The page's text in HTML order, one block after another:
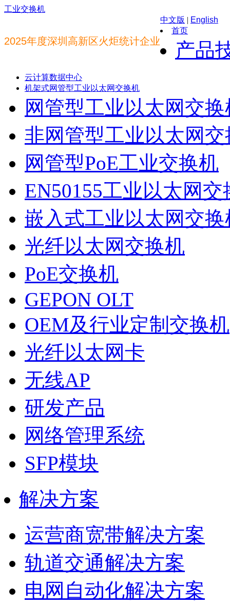
工业交换机
2025年度深圳高新区火炬统计企业
中文版 | English
首页
产品
云计算数据中心
机架式网管型工业以太网交换机
网管型工业以太网交换
非网管型工业以太网交
网管型PoE工业交换机
EN50155工业以太网交
嵌入式工业以太网交换
光纤以太网交换机
PoE交换机
GEPON OLT
OEM及行业定制交换机
光纤以太网卡
无线AP
研发产品
网络管理系统
SFP模块
解决方案
运营商宽带解决方案
轨道交通解决方案
电网自动化解决方案